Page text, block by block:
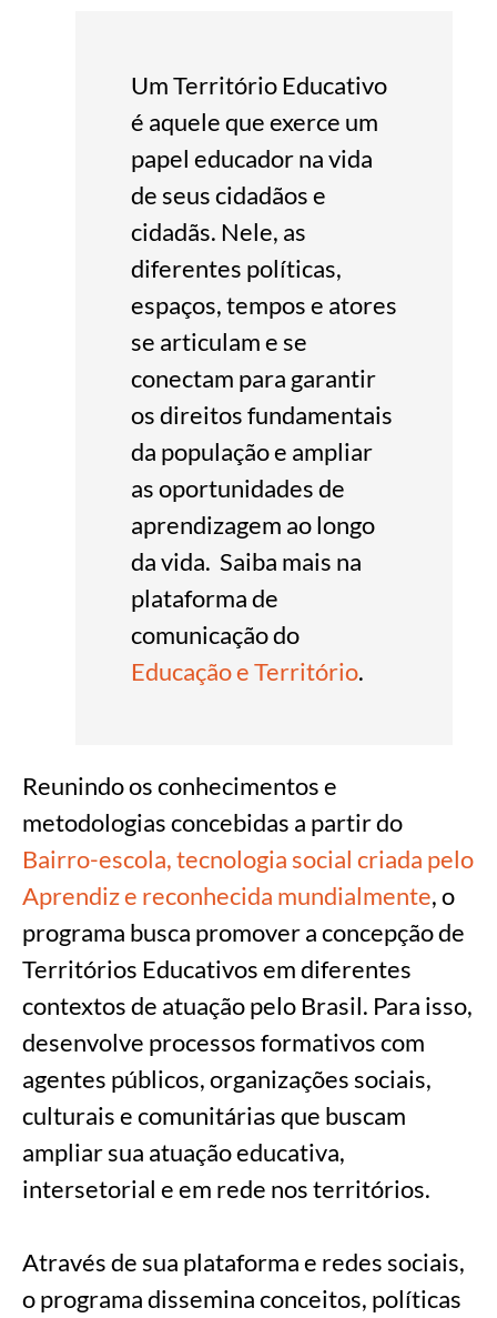
Um Território Educativo
é aquele que exerce um
papel educador na vida
de seus cidadãos e
cidadãs. Nele, as
diferentes políticas,
espaços, tempos e atores
se articulam e se
conectam para garantir
os direitos fundamentais
da população e ampliar
as oportunidades de
aprendizagem ao longo
da vida. Saiba mais na
plataforma de
comunicação do
Educação e Território.
Reunindo os conhecimentos e
metodologias concebidas a partir do
Bairro-escola,tecnologia social criada pelo
Aprendiz e reconhecida mundialmente, o
programa busca promover a concepção de
Territórios Educativos em diferentes
contextos de atuação pelo Brasil. Para isso,
desenvolve processos formativos com
agentes públicos, organizações sociais,
culturais e comunitárias que buscam
ampliar sua atuação educativa,
intersetorial e em rede nos territórios.
Através de sua plataforma e redes sociais,
o programa dissemina conceitos, políticas